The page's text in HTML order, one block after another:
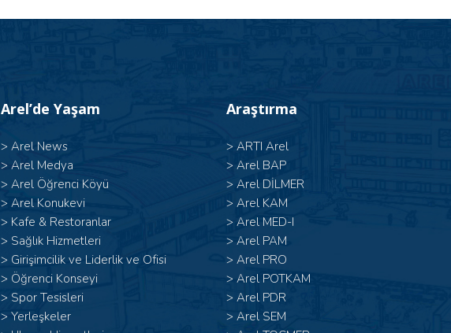
Arel’de Yaşam
> Arel News
> Arel Medya
> Arel Öğrenci Köyü
> Arel Konukevi
> Kafe & Restoranlar
> Sağlık Hizmetleri
> Girişimcilik ve Liderlik ve Ofisi
> Öğrenci Konseyi
> Spor Tesisleri
> Yerleşkeler
Araştırma
> ARTI Arel
> Arel BAP
> Arel DİLMER
> Arel KAM
> Arel MED-I
> Arel PAM
> Arel PRO
> Arel POTKAM
> Arel PDR
> Arel SEM